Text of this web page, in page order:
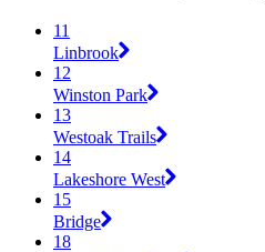
11
Linbrook
12
Winston Park
13
Westoak Trails
14
Lakeshore West
15
Bridge
18